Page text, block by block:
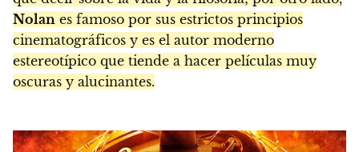
Nolan es famoso por sus estrictos principios
cinematográficos y es el autor moderno
estereotípico que tiende a hacer películas muy
oscuras y alucinantes.